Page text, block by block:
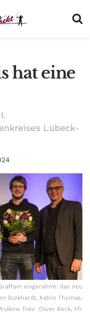
hat eine
Lübeck-
eingerahmt: das neu
Burkhardt, Katrin Thomas,
Foto: Oliver Beck, hfr